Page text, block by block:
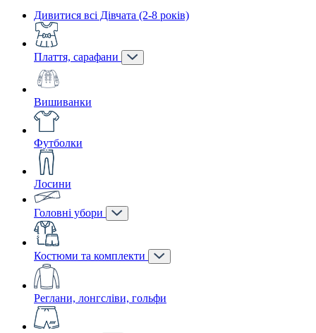
Дивитися всі Дівчата (2-8 років)
Плаття, сарафани
Вишиванки
Футболки
Лосини
Головні убори
Костюми та комплекти
Реглани, лонгсліви, гольфи